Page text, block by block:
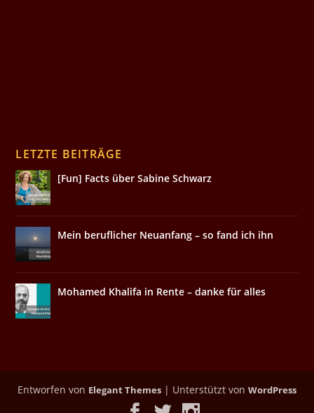
LETZTE BEITRÄGE
[Fun] Facts über Sabine Schwarz
Mein beruflicher Neuanfang – so fand ich ihn
Mohamed Khalifa in Rente – danke für alles
Entworfen von Elegant Themes | Unterstützt von WordPress